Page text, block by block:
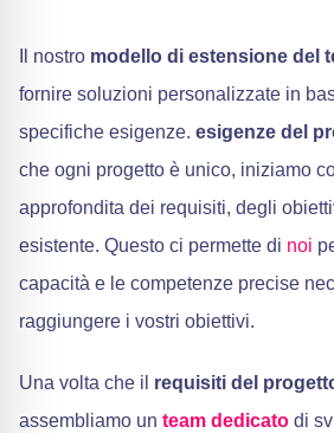
Il nostro modello di estensione del
fornire soluzioni personalizzate in
specifiche esigenze. esigenze del
che ogni progetto è unico, iniziamo
approfondita dei requisiti, degli
esistente. Questo ci permette di noi
capacità e le competenze precise
raggiungere i vostri obiettivi.
Una volta che il requisiti del
assembliamo un team dedicato di